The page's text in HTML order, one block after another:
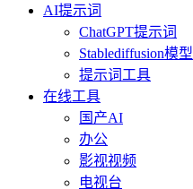
AI提示词
ChatGPT提示词
Stablediffusion模型
提示词工具
在线工具
国产AI
办公
影视视频
电视台